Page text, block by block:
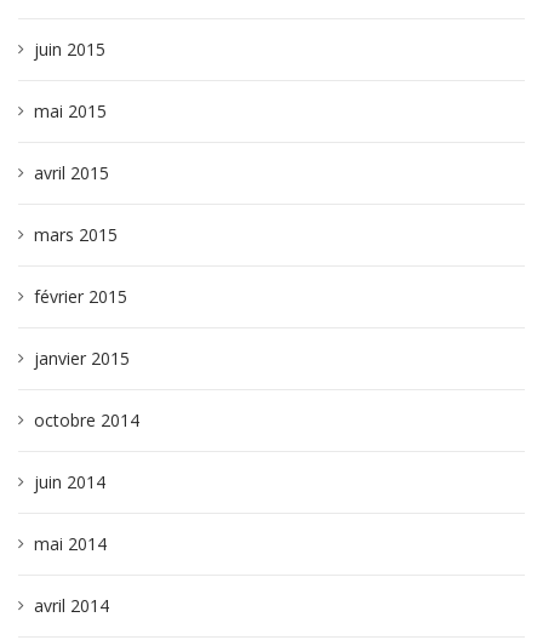
juin 2015
mai 2015
avril 2015
mars 2015
février 2015
janvier 2015
octobre 2014
juin 2014
mai 2014
avril 2014